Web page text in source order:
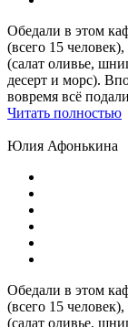
Обедали в этом
(всего 15
(салат оливье,
десерт и морс).
вовремя всё
Читать полностью
Юлия Афонькина
Обедали в этом
(всего 15
(салат оливье,